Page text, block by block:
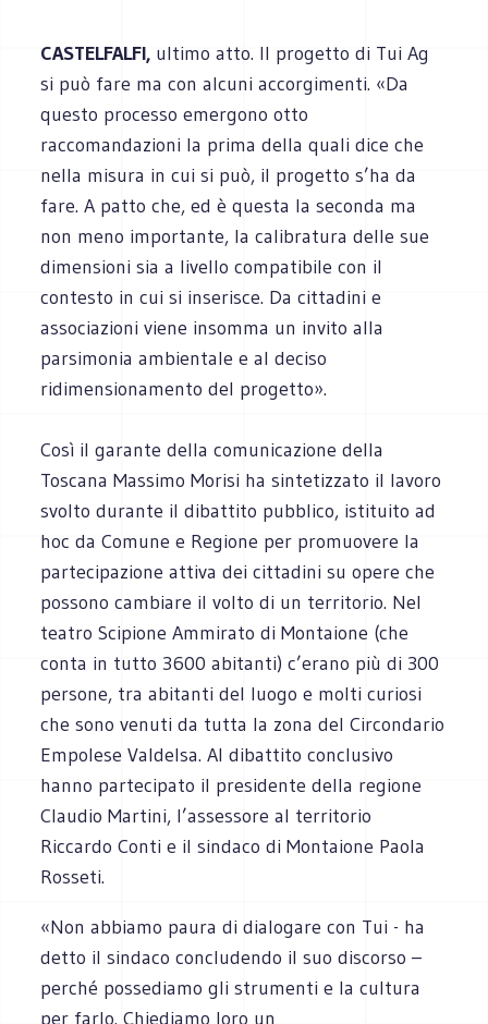
CASTELFALFI, ultimo atto. Il progetto di Tui Ag
si può fare ma con alcuni accorgimenti. «Da
questo processo emergono otto
raccomandazioni la prima della quali dice che
nella misura in cui si può, il progetto s’ha da
fare. A patto che, ed è questa la seconda ma
non meno importante, la calibratura delle sue
dimensioni sia a livello compatibile con il
contesto in cui si inserisce. Da cittadini e
associazioni viene insomma un invito alla
parsimonia ambientale e al deciso
ridimensionamento del progetto».
Così il garante della comunicazione della
Toscana Massimo Morisi ha sintetizzato il lavoro
svolto durante il dibattito pubblico, istituito ad
hoc da Comune e Regione per promuovere la
partecipazione attiva dei cittadini su opere che
possono cambiare il volto di un territorio. Nel
teatro Scipione Ammirato di Montaione (che
conta in tutto 3600 abitanti) c’erano più di 300
persone, tra abitanti del luogo e molti curiosi
che sono venuti da tutta la zona del Circondario
Empolese Valdelsa. Al dibattito conclusivo
hanno partecipato il presidente della regione
Claudio Martini, l’assessore al territorio
Riccardo Conti e il sindaco di Montaione Paola
Rosseti.
«Non abbiamo paura di dialogare con Tui - ha
detto il sindaco concludendo il suo discorso –
perché possediamo gli strumenti e la cultura
per farlo. Chiediamo loro un